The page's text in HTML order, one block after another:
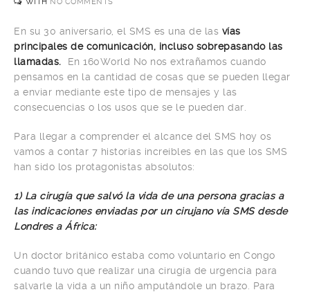
En su 30 aniversario, el SMS es una de las vías
principales de comunicación, incluso sobrepasando las
llamadas. En 160World No nos extrañamos cuando
pensamos en la cantidad de cosas que se pueden llegar
a enviar mediante este tipo de mensajes y las
consecuencias o los usos que se le pueden dar.
Para llegar a comprender el alcance del SMS hoy os
vamos a contar 7 historias increíbles en las que los SMS
han sido los protagonistas absolutos:
1) La cirugía que salvó la vida de una persona gracias a
las indicaciones enviadas por un cirujano vía SMS desde
Londres a África:
Un doctor británico estaba como voluntario en Congo
cuando tuvo que realizar una cirugía de urgencia para
salvarle la vida a un niño amputándole un brazo. Para